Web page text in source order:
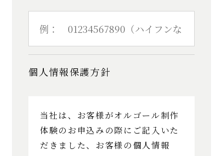
個人情報保護方針
当社は、お客様がオルゴール制作
体験のお申込みの際にご記入いた
だきました、お客様の個人情報